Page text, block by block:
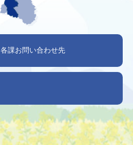
課お問い合わせ先